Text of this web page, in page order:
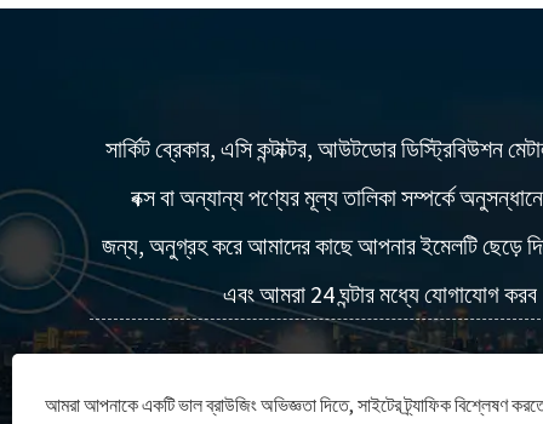
সার্কিট ব্রেকার, এসি কন্টাক্টর, আউটডোর ডিস্ট্রিবিউশন
বক্স বা অন্যান্য পণ্যের মূল্য তালিকা সম্পর্কে
জন্য, অনুগ্রহ করে আমাদের কাছে আপনার ইমেলটি ছেড়ে
এবং আমরা 24 ঘন্টার মধ্যে যোগাযোগ
এখন তদন্ত
আমরা আপনাকে একটি ভাল ব্রাউজিং অভিজ্ঞতা দিতে, সাইটের ট্র্যাফিক বিশ্লেষণ